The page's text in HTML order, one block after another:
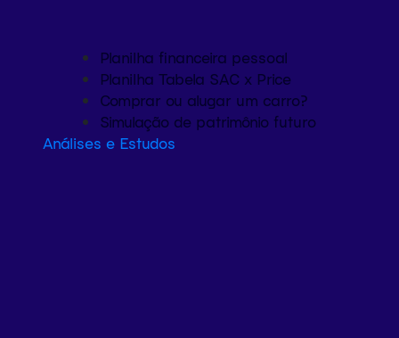
Planilha financeira pessoal
Planilha Tabela SAC x Price
Comprar ou alugar um carro?
Simulação de patrimônio futuro
Análises e Estudos